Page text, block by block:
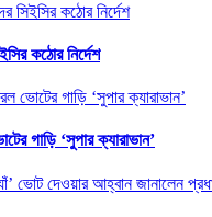
কঠোর নির্দেশ
গাড়ি ‘সুপার ক্যারাভান’